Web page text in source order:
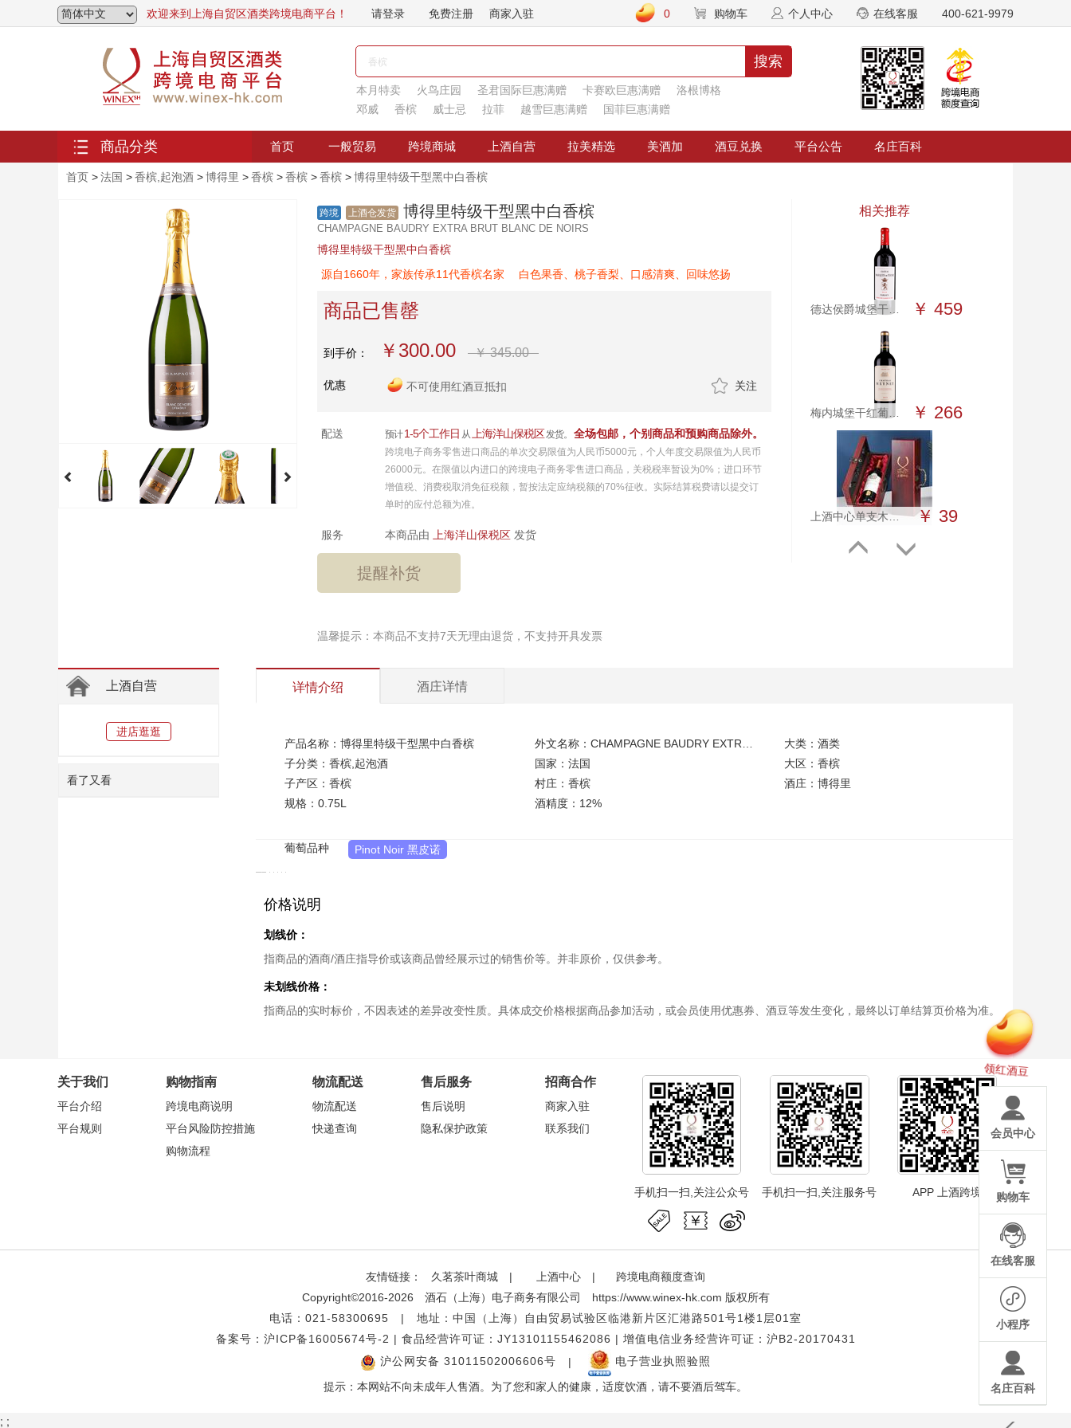
欢迎来到上海自贸区酒类跨境电商平台！ 请登录 免费注册 400-621-9979
商家入驻 在线客服
个人中心
购物车
0
搜索
本月特卖 火鸟庄园 圣君国际巨惠满赠 卡赛欧巨惠满赠
洛根博格
邓威
香槟 威士忌 拉菲 越雪巨惠满赠 国菲巨惠满赠
商品分类 首页 一般贸易 跨境商城 上酒自营 拉美精选 美酒加 酒豆兑换 平台公告 名庄百科
领红酒豆
会员中心
购物车
在线客服
小程序
名庄百科
首页 >法国 >香槟,起泡酒 >博得里 >香槟 >香槟 >香槟 >博得里特级干型黑中白香槟
跨境 上酒仓发货 博得里特级干型黑中白香槟
CHAMPAGNE BAUDRY EXTRA BRUT BLANC DE NOIRS
博得里特级干型黑中白香槟
源自1660年，家族传承11代香槟名家 白色果香、桃子香梨、口感清爽、回味悠扬
商品已售罄
到手价： ￥300.00 ￥ 345.00
优惠 不可使用红酒豆抵扣 关注
配送 预计1-5个工作日 从 上海洋山保税区 发货。 全场包邮，个别商品和预购商品除外。
跨境电子商务零售进口商品的单次交易限值为人民币5000元，个人年度交易限值为人民币
26000元。在限值以内进口的跨境电子商务零售进口商品，关税税率暂设为0%；进口环节
增值税、消费税取消免征税额，暂按法定应纳税额的70%征收。实际结算税费请以提交订
单时的应付总额为准。
服务 本商品由 上海洋山保税区 发货
提醒补货
温馨提示：本商品不支持7天无理由退货，不支持开具发票
相关推荐
￥ 459
￥ 266
上酒中心单支木盒（附酒具） ￥ 39
上酒自营
进店逛逛
看了又看
详情介绍 酒庄详情
产品名称：博得里特级干型黑中白香槟
大类：酒类
子分类：香槟,起泡酒
国家：法国
大区：香槟
子产区：香槟
村庄：香槟
酒庄：博得里
规格：0.75L
酒精度：12%
葡萄品种 Pinot Noir 黑皮诺
价格说明
划线价：
指商品的酒商/酒庄指导价或该商品曾经展示过的销售价等。并非原价，仅供参考。
未划线价格：
指商品的实时标价，不因表述的差异改变性质。具体成交价格根据商品参加活动，或会员使用优惠券、酒豆等发生变化，最终以订单结算页价格为准。
关于我们
平台介绍
平台规则
购物指南
跨境电商说明
平台风险防控措施
购物流程
物流配送
物流配送
快递查询
售后服务
售后说明
隐私保护政策
招商合作
商家入驻
联系我们
手机扫一扫,关注公众号 手机扫一扫,关注服务号 APP 上酒跨境
友情链接： 久茗茶叶商城 | 上酒中心 |
跨境电商额度查询
Copyright©2016-2026 酒石（上海）电子商务有限公司 https://www.winex-hk.com 版权所有
电话：021-58300695 | 地址：中国（上海）自由贸易试验区临港新片区汇港路501号1楼1层01室
备案号：沪ICP备16005674号-2 | 食品经营许可证：JY13101155462086 | 增值电信业务经营许可证：沪B2-20170431
沪公网安备 31011502006606号 |
电子营业执照验照
提示：本网站不向未成年人售酒。为了您和家人的健康，适度饮酒，请不要酒后驾车。
; ;